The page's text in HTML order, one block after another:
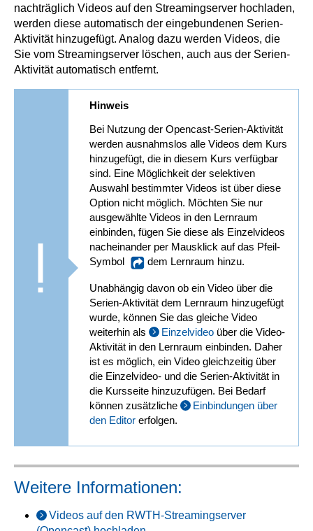
nachträglich Videos auf den Streamingserver hochladen,
werden diese automatisch der eingebundenen Serien-
Aktivität hinzugefügt. Analog dazu werden Videos, die
Sie vom Streamingserver löschen, auch aus der Serien-
Aktivität automatisch entfernt.
Hinweis
Bei Nutzung der Opencast-Serien-Aktivität
werden ausnahmslos alle Videos dem Kurs
hinzugefügt, die in diesem Kurs verfügbar
sind. Eine Möglichkeit der selektiven
Auswahl bestimmter Videos ist über diese
Option nicht möglich. Möchten Sie nur
ausgewählte Videos in den Lernraum
einbinden, fügen Sie diese als Einzelvideos
nacheinander per Mausklick auf das Pfeil-
Symbol
dem Lernraum hinzu.
Unabhängig davon ob ein Video über die
Serien-Aktivität dem Lernraum hinzugefügt
wurde, können Sie das gleiche Video
weiterhin als
Einzelvideoüber die Video-
Aktivität in den Lernraum einbinden. Daher
ist es möglich, ein Video gleichzeitig über
die Einzelvideo- und die Serien-Aktivität in
die Kursseite hinzuzufügen. Bei Bedarf
können zusätzliche
Einbindungen über
den Editorerfolgen.
Weitere Informationen:
Videos auf den RWTH-Streamingserver